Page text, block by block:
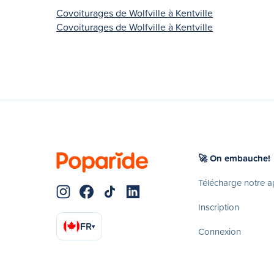
Covoiturages de Wolfville à Kentville
Covoiturages de Wolfville à Kentville
FR▾
🚀 On embauche!
Télécharge notre
Inscription
Connexion